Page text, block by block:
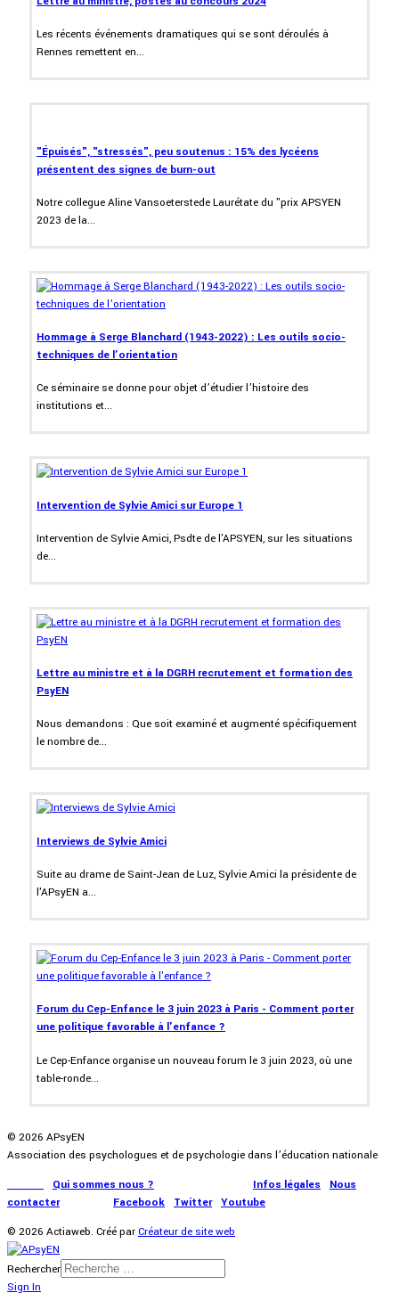
Les récents événements dramatiques qui se sont déroulés à
Rennes remettent en...
"Épuisés", "stressés", peu soutenus : 15% des lycéens
présentent des signes de burn-out
Notre collegue Aline Vansoeterstede Laurétate du "prix APSYEN
2023 de la...
Hommage à Serge Blanchard (1943-2022) : Les outils socio-
techniques de l’orientation
Ce séminaire se donne pour objet d’étudier l’histoire des
institutions et...
Intervention de Sylvie Amici sur Europe 1
Intervention de Sylvie Amici, Psdte de l'APSYEN, sur les situations
de...
Lettre au ministre et à la DGRH recrutement et formation des
PsyEN
Nous demandons : Que soit examiné et augmenté spécifiquement
le nombre de...
Interviews de Sylvie Amici
Suite au drame de Saint-Jean de Luz, Sylvie Amici la présidente de
l'APsyEN a...
Forum du Cep-Enfance le 3 juin 2023 à Paris - Comment porter
une politique favorable à l'enfance ?
Le Cep-Enfance organise un nouveau forum le 3 juin 2023, où une
table-ronde...
© 2026 APsyEN
Association des psychologues et de psychologie dans l’éducation nationale
Qui sommes nous ? Infos légales
Nous
contacter| Facebook Twitter| Youtube
© 2026 Actiaweb. Créé parCréateur de site web
Rechercher
Sign In